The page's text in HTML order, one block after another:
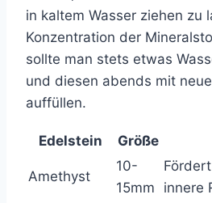
in kaltem Wasser ziehen zu
Konzentration der
sollte man stets etwas
und diesen abends mit
auffüllen.
Edelstein Größe
Amethyst
10-
15mm
innere